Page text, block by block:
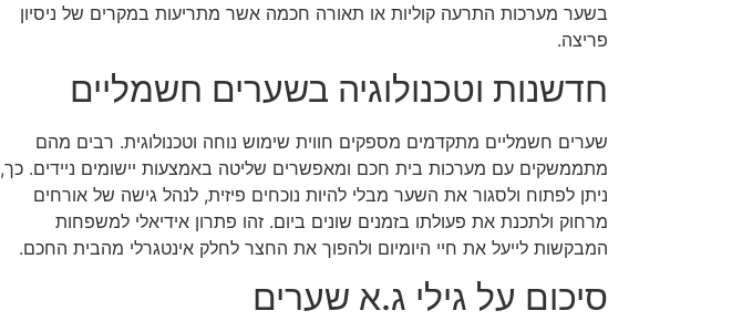
בשער מערכות התרעה קוליות או תאורה חכמה אשר מתריעות במקרים של ניסיון
פריצה.
חדשנות וטכנולוגיה בשערים חשמליים
שערים חשמליים מתקדמים מספקים חווית שימוש נוחה וטכנולוגית. רבים מהם
מתממשקים עם מערכות בית חכם ומאפשרים שליטה באמצעות יישומים ניידים. כך,
ניתן לפתוח ולסגור את השער מבלי להיות נוכחים פיזית, לנהל גישה של אורחים
מרחוק ולתכנת את פעולתו בזמנים שונים ביום. זהו פתרון אידיאלי למשפחות
המבקשות לייעל את חיי היומיום ולהפוך את החצר לחלק אינטגרלי מהבית החכם.
סיכום על גילי ג.א שערים